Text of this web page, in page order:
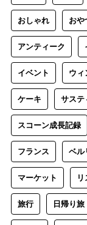
おしゃれ おや
アンティーク
イベント ウィ
ケーキ サステ
スコーン成長記録
フランス ベル
マーケット
旅行 日帰り旅